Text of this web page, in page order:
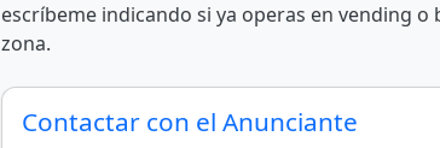
escríbeme indicando si ya operas en vending o
zona.
Contactar con el Anunciante